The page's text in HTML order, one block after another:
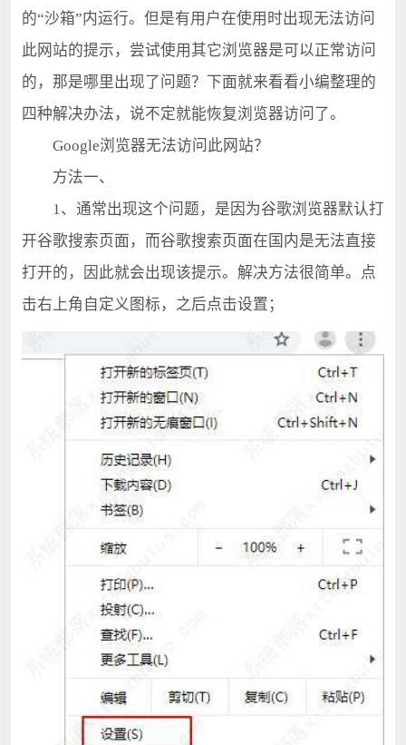
的“沙箱”内运行。但是有用户在使用时出现无法访问
此网站的提示，尝试使用其它浏览器是可以正常访问
的，那是哪里出现了问题？下面就来看看小编整理的
四种解决办法，说不定就能恢复浏览器访问了。
Google浏览器无法访问此网站？
方法一、
1、通常出现这个问题，是因为谷歌浏览器默认打
开谷歌搜索页面，而谷歌搜索页面在国内是无法直接
打开的，因此就会出现该提示。解决方法很简单。点
击右上角自定义图标，之后点击设置；